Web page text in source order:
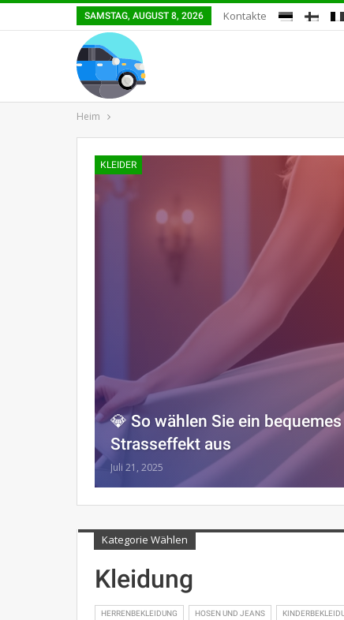
SAMSTAG, AUGUST 8, 2026 Kontakte
Heim
KLEIDER
💎 So wählen Sie ein
Strasseffekt aus
Juli 21, 2025
Kategorie Wählen
Kleidung
HERRENBEKLEIDUNG HOSEN UND JEANS